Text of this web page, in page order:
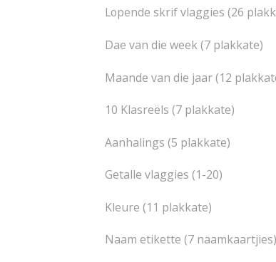
Lopende skrif vlaggies (26
Dae van die week (7 plakkate)
Maande van die jaar (12
10 Klasreëls (7 plakkate)
Aanhalings (5 plakkate)
Getalle vlaggies (1-20)
Kleure (11 plakkate)
Naam etikette (7 naamkaartjies)